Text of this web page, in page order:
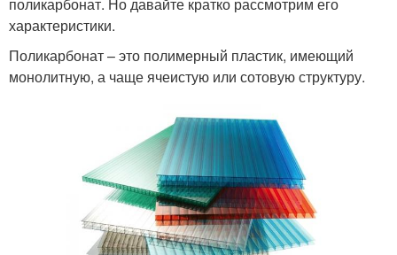
характеристики.
Поликарбонат – это полимерный пластик, имеющий
монолитную, а чаще ячеистую или сотовую структуру.